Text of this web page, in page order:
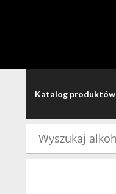
Katalog produktów